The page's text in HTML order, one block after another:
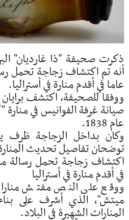
ذكرت صحيفة "ذا غارديان"
عاما في أقدم منارة في أستراليا.
ووفقا للصحيفة، اكتشف برايان
صيانة غرفة الفوانيس في
عام 1838.
وكان بداخل الزجاجة
توضحان تفاصيل تحديث المنارة
في أقدم منارة في أستراليا
ووقع على النص مفتش
ميتش"، الذي أشرف على
المنارات الشهيرة في البلاد.